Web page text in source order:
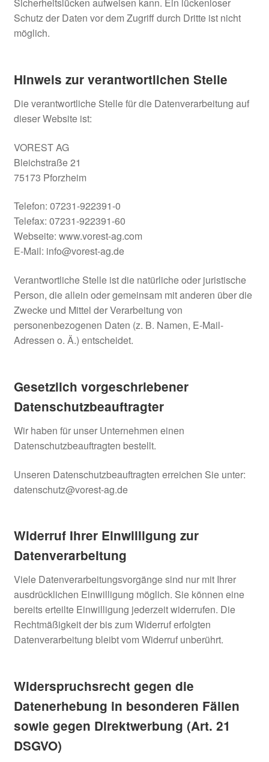
Sicherheitslücken aufweisen kann. Ein lückenloser
Schutz der Daten vor dem Zugriff durch Dritte ist nicht
möglich.
Hinweis zur verantwortlichen Stelle
Die verantwortliche Stelle für die Datenverarbeitung auf
dieser Website ist:
VOREST AG
Bleichstraße 21
75173 Pforzheim
Telefon: 07231-922391-0
Telefax: 07231-922391-60
Webseite: www.vorest-ag.com
E-Mail: info@vorest-ag.de
Verantwortliche Stelle ist die natürliche oder juristische
Person, die allein oder gemeinsam mit anderen über die
Zwecke und Mittel der Verarbeitung von
personenbezogenen Daten (z. B. Namen, E-Mail-
Adressen o. Ä.) entscheidet.
Gesetzlich vorgeschriebener
Datenschutz­beauftragter
Wir haben für unser Unternehmen einen
Datenschutzbeauftragten bestellt.
Unseren Datenschutzbeauftragten erreichen Sie unter:
datenschutz@vorest-ag.de
Widerruf Ihrer Einwilligung zur
Datenverarbeitung
Viele Datenverarbeitungsvorgänge sind nur mit Ihrer
ausdrücklichen Einwilligung möglich. Sie können eine
bereits erteilte Einwilligung jederzeit widerrufen. Die
Rechtmäßigkeit der bis zum Widerruf erfolgten
Datenverarbeitung bleibt vom Widerruf unberührt.
Widerspruchsrecht gegen die
Datenerhebung in besonderen Fällen
sowie gegen Direktwerbung (Art. 21
DSGVO)